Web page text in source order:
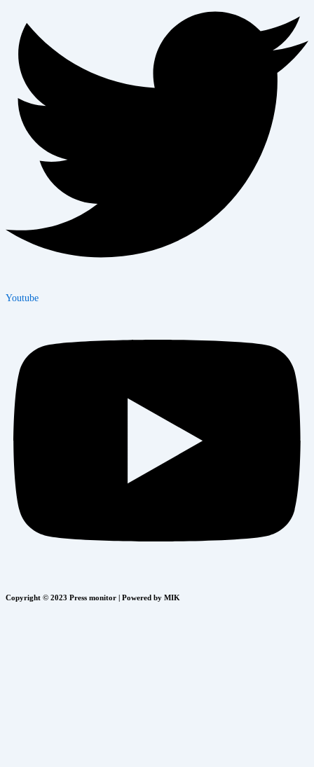
Youtube
Copyright © 2023 Press monitor | Powered by MIK